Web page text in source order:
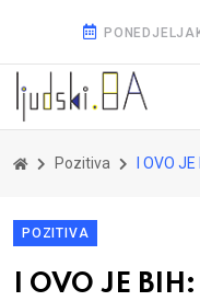
Pozitiva I OVO JE BIH: Gradi se
POZITIVA
I OVO JE